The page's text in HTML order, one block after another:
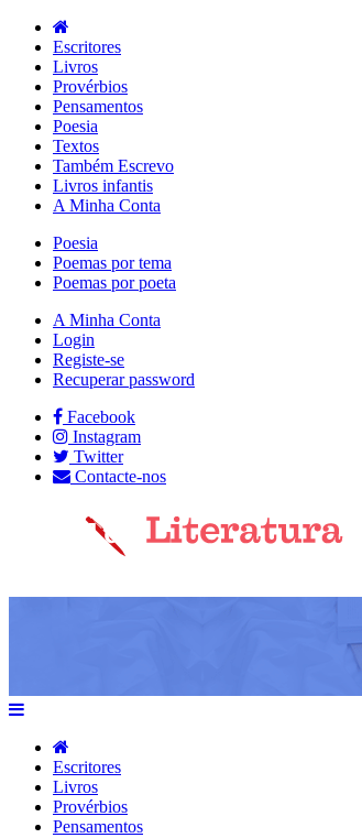
Escritores
Livros
Provérbios
Pensamentos
Poesia
Textos
Também Escrevo
Livros infantis
A Minha Conta
Poesia
Poemas por tema
Poemas por poeta
A Minha Conta
Login
Registe-se
Recuperar password
Facebook
Instagram
Twitter
Contacte-nos
Escritores
Livros
Provérbios
Pensamentos